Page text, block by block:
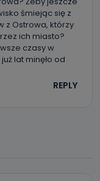
śmiejąc się z
z Ostrowa, którzy
ich miasto?
czasy w
lat minęło od
REPLY